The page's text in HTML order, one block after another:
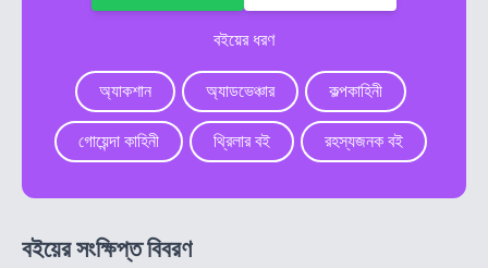
বইয়ের ধরণ
অ্যাকশান অ্যাডভেঞ্চার
কল্পকাহিনী
গোয়েন্দা কাহিনী
থ্রিলার বই রহস্যজনক বই
বইয়ের সংক্ষিপ্ত বিবরণ